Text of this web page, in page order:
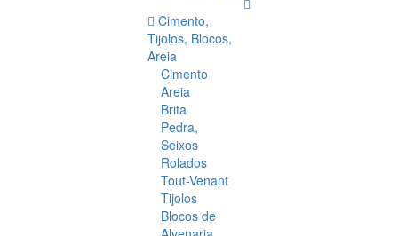
Cimento,
Tijolos, Blocos,
Areia
Cimento
Areia
Brita
Pedra,
Seixos
Rolados
Tout-Venant
Tijolos
Blocos de